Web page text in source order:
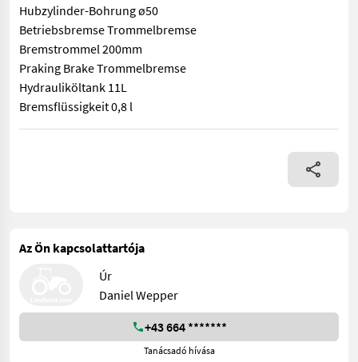
Hubzylinder-Bohrung ø50
Betriebsbremse Trommelbremse
Bremstrommel 200mm
Praking Brake Trommelbremse
Hydrauliköltank 11L
Bremsflüssigkeit 0,8 l
Everun Erel05 zu verkaufen. Nennlast 400kg Eimer-
Az Ön kapcsolattartója
Úr
Daniel Wepper
+43 664 *******
Tanácsadó hívása